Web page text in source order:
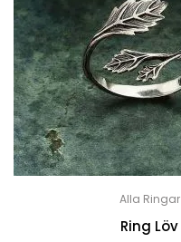
Alla Ringar
Ring Löv